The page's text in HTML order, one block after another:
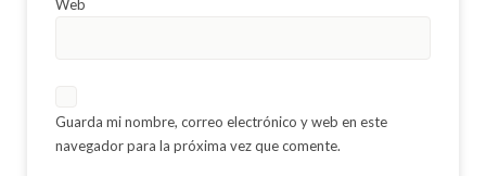
Web
Guarda mi nombre, correo electrónico y web en este
navegador para la próxima vez que comente.